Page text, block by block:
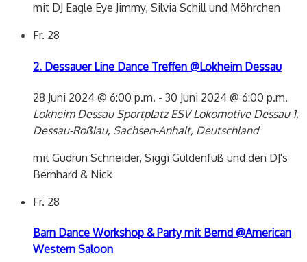
mit DJ Eagle Eye Jimmy, Silvia Schill und Möhrchen
Fr. 28
2. Dessauer Line Dance Treffen @Lokheim Dessau
28 Juni 2024 @ 6:00 p.m. - 30 Juni 2024 @ 6:00 p.m.
Lokheim Dessau Sportplatz ESV Lokomotive Dessau 1,
Dessau-Roßlau, Sachsen-Anhalt, Deutschland
mit Gudrun Schneider, Siggi Güldenfuß und den DJ's
Bernhard & Nick
Fr. 28
Barn Dance Workshop & Party mit Bernd @American
Western Saloon